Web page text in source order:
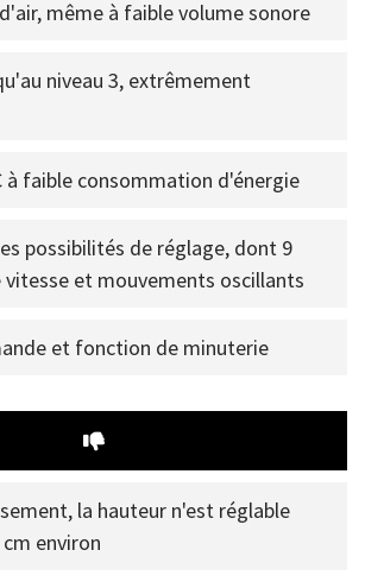
même à faible volume sonore
niveau 3, extrêmement
à faible consommation d'énergie
possibilités de réglage, dont 9
vitesse et mouvements oscillants
et fonction de minuterie
la hauteur n'est réglable
environ